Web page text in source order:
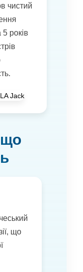
чистий
5 років
що
що